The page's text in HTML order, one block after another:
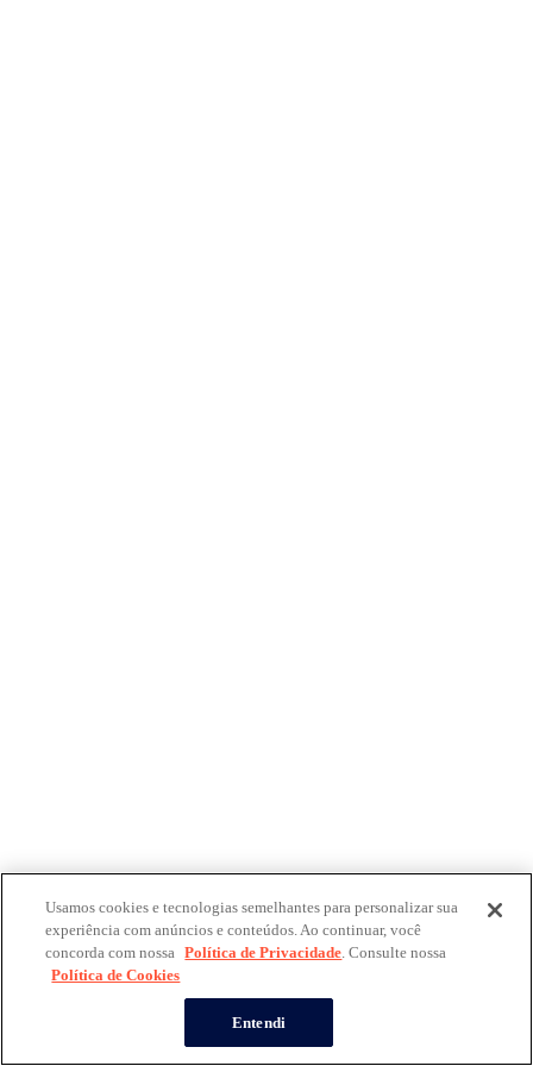
Usamos cookies e tecnologias semelhantes para personalizar sua
experiência com anúncios e conteúdos. Ao continuar, você
concorda com nossa Política de Privacidade. Consulte nossa
Política de Cookies
Entendi